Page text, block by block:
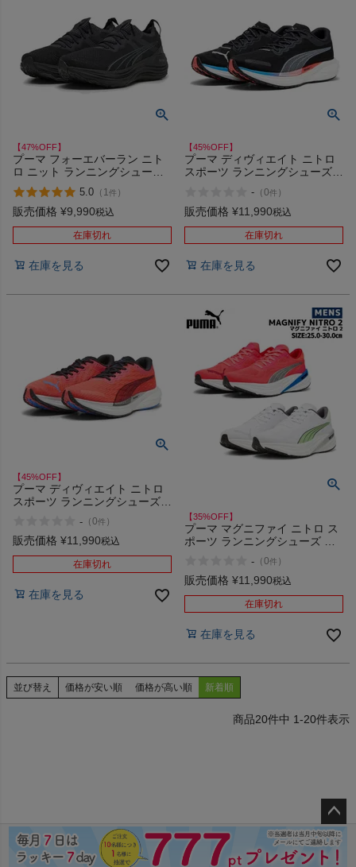
【47%OFF】
プーマ フォーエバーラン ニト
ロ ニット ランニングシューズ
スポーツ ランシュー PUMA
FOREVERRUN NITRO KNIT
01 アウトレット セール
5.0 （ 1件 ）
販売価格 ¥9,990税込
在庫切れ
在庫を見る
【45%OFF】
プーマ ディヴィエイト ニトロ
スポーツ ランニングシューズ
NITRO 2 アウトレット セール
- （0件 ）
販売価格 ¥11,990税込
在庫切れ
在庫を見る
【45%OFF】
プーマ ディヴィエイト ニトロ
スポーツ ランニングシューズ
NITRO 2 アウトレット セール
- （0件 ）
販売価格 ¥11,990税込
在庫切れ
在庫を見る
【35%OFF】
プーマ マグニファイ ニトロ ス
ポーツ ランニングシューズ ラ
NITRO 2 02 03 アウトレット
セール
- （0件 ）
販売価格 ¥11,990税込
在庫切れ
在庫を見る
並び替え 価格が安い順 価格が高い順 新着順
20件中 1-20件表示
ペー
ジト